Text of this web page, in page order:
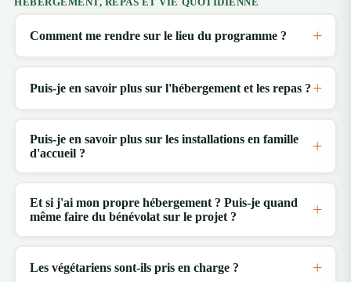
Comment me rendre sur le lieu du programme ?
Puis-je en savoir plus sur l'hébergement et les repas ?
Puis-je en savoir plus sur les installations en famille
d'accueil ?
Et si j'ai mon propre hébergement ? Puis-je quand
même faire du bénévolat sur le projet ?
Les végétariens sont-ils pris en charge ?